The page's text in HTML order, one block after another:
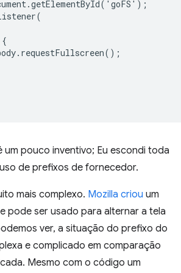
um pouco inventivo; Eu escondi toda
de prefixos de fornecedor.
mais complexo. Mozilla criou um
pode ser usado para alternar a tela
ver, a situação do prefixo do
e complicado em comparação
Mesmo com o código um